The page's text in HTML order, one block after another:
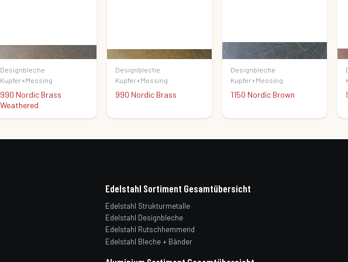
Designbleche
Kupfer+Messing
990 Nordic Brass
Designbleche
Kupfer+Messing
1150 Nordic Brown
Designbleche
Kupfer+Messing
990 Nordic Brown Light
Edelstahl Sortiment Gesamtübersicht
Edelstahl Strukturmetalle
Edelstahl Designbleche
Edelstahl Rutschhemmend
Edelstahl Bleche + Bänder